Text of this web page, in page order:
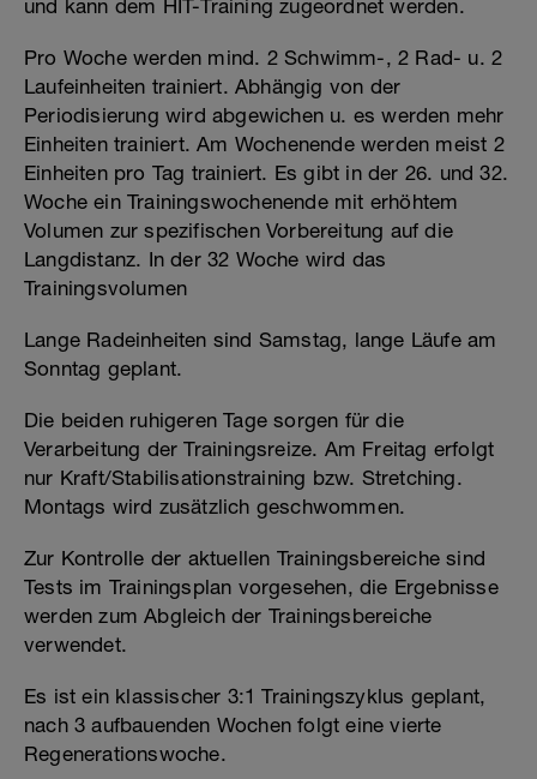
und kann dem HIT-Training zugeordnet werden.
Pro Woche werden mind. 2 Schwimm-, 2 Rad- u. 2
Laufeinheiten trainiert. Abhängig von der
Periodisierung wird abgewichen u. es werden mehr
Einheiten trainiert. Am Wochenende werden meist 2
Einheiten pro Tag trainiert. Es gibt in der 26. und 32.
Woche ein Trainingswochenende mit erhöhtem
Volumen zur spezifischen Vorbereitung auf die
Langdistanz. In der 32 Woche wird das
Trainingsvolumen
Lange Radeinheiten sind Samstag, lange Läufe am
Sonntag geplant.
Die beiden ruhigeren Tage sorgen für die
Verarbeitung der Trainingsreize. Am Freitag erfolgt
nur Kraft/Stabilisationstraining bzw. Stretching.
Montags wird zusätzlich geschwommen.
Zur Kontrolle der aktuellen Trainingsbereiche sind
Tests im Trainingsplan vorgesehen, die Ergebnisse
werden zum Abgleich der Trainingsbereiche
verwendet.
Es ist ein klassischer 3:1 Trainingszyklus geplant,
nach 3 aufbauenden Wochen folgt eine vierte
Regenerationswoche.